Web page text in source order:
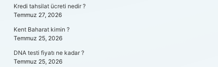
Kredi tahsilat ücreti nedir ?
Temmuz 27, 2026
Kent Baharat kimin ?
Temmuz 25, 2026
DNA testi fiyatı ne kadar ?
Temmuz 25, 2026